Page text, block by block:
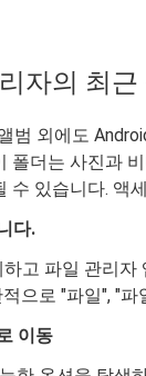
자의 최
범 외에도
폴더는 사진과
수 있습니다. 액
다.
고 파일 관리
으로 "파일", "
이동